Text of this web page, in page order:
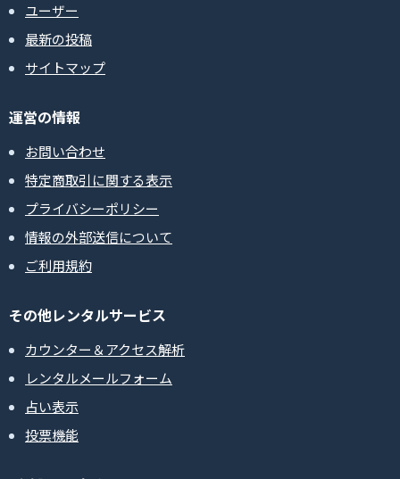
ユーザー
最新の投稿
サイトマップ
運営の情報
お問い合わせ
特定商取引に関する表示
プライバシーポリシー
情報の外部送信について
ご利用規約
その他レンタルサービス
カウンター＆アクセス解析
レンタルメールフォーム
占い表示
投票機能